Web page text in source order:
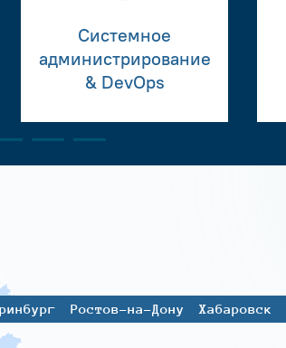
Системное
администрирование
& DevOps
Ростов-на-Дону Хабаровск